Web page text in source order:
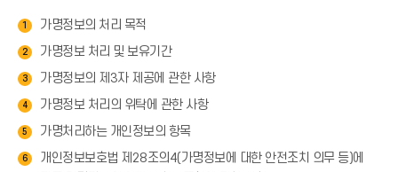
1 가명정보의 처리 목적
2 가명정보 처리 및 보유기간
3 가명정보의 제3자 제공에 관한 사항
4 가명정보 처리의 위탁에 관한 사항
5 가명처리하는 개인정보의 항목
6
개인정보보호법 제28조의4(가명정보에 대한 안전조치 의무 등)에